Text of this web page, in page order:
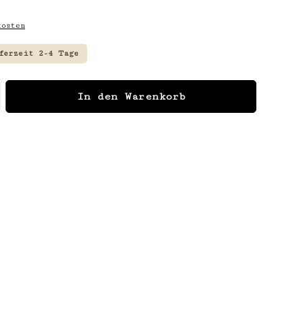
2-4 Tage
den gewünschten Wert
In den Warenkorb